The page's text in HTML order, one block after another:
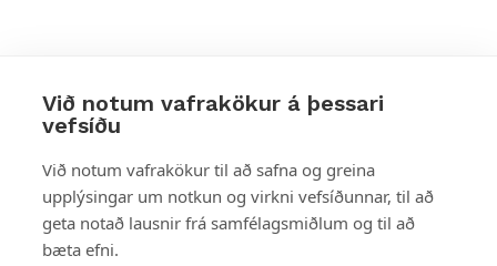
Við notum vafrakökur á þessari
vefsíðu
Við notum vafrakökur til að safna og greina
upplýsingar um notkun og virkni vefsíðunnar, til að
geta notað lausnir frá samfélagsmiðlum og til að
bæta efni.
Styttu þér leið
Mest skoðað